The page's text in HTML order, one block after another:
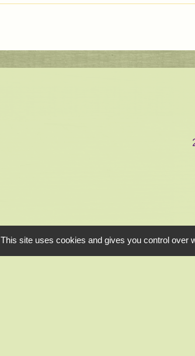
Liens
This site uses cookies and gives you control over